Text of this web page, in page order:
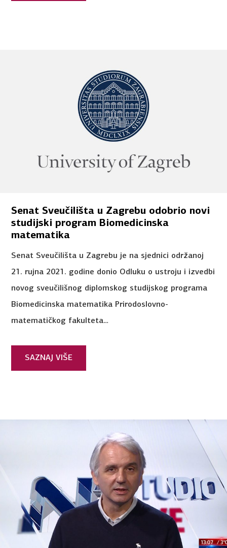
Senat Sveučilišta u Zagrebu odobrio novi
studijski program Biomedicinska
matematika
Senat Sveučilišta u Zagrebu je na sjednici održanoj
21. rujna 2021. godine donio Odluku o ustroju i izvedbi
novog sveučilišnog diplomskog studijskog programa
Biomedicinska matematika Prirodoslovno-
matematičkog fakulteta…
SAZNAJ VIŠE